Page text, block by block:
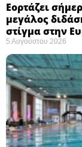
Εορτάζει
μεγάλος
στίγμα στην
5 Αυγούστου 2026